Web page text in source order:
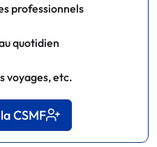
professionnels
quotidien
voyages, etc.
CSMF